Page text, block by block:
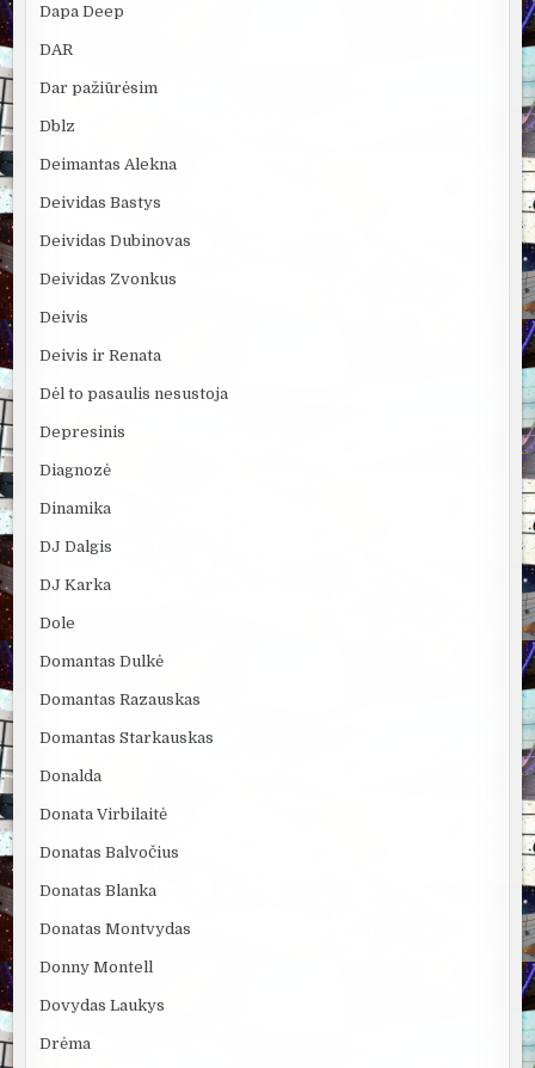
Dapa Deep
DAR
Dar pažiūrėsim
Dblz
Deimantas Alekna
Deividas Bastys
Deividas Dubinovas
Deividas Zvonkus
Deivis
Deivis ir Renata
Dėl to pasaulis nesustoja
Depresinis
Diagnozė
Dinamika
DJ Dalgis
DJ Karka
Dole
Domantas Dulkė
Domantas Razauskas
Domantas Starkauskas
Donalda
Donata Virbilaitė
Donatas Balvočius
Donatas Blanka
Donatas Montvydas
Donny Montell
Dovydas Laukys
Drėma